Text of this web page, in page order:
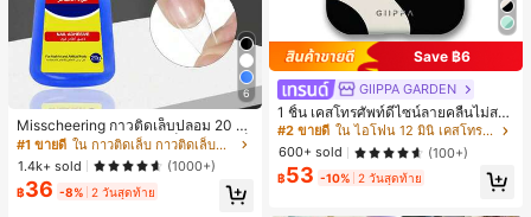
6
Misscheering กาวติดเล็บปลอม 20 กรั
ม แรงยึดสูง เจลสติกเกอร์เล็บนุ่ม แห้งเร็
ว เหมาะสำหรับผู้เริ่มต้นทำเล็บ ติดทนน
าน
#1 ขายดี
ใน กาวติดเล็บ กาวติดเล็บและสารยึดติด
1.4k+ sold
(1000+)
฿36 -8% 2 วันสุดท้าย
Save ฿6
GIIPPA GARDEN
1 ชิ้น เคสโทรศัพท์ดีไซน์ลายคลื่นไม่สม
มาตรสำหรับ Phone 17 Pro Max, เหม
าะสำหรับ Phone 16 Pro Max, 15 Pro
Max, 14 Pro Max, เคสโทรศัพท์สไตล์เ
กาหลีและน่าสนใจ, เข้ากันได้กับ 11/12/
13/14/15/16 Pro Max Plus, ดีไซน์หรู
#2 ขายดี
ใน ไอโฟน 12 มินิ เคสโทรศัพท์แฟชั่น
600+ sold
(100+)
฿53 -10% 2 วันสุดท้าย